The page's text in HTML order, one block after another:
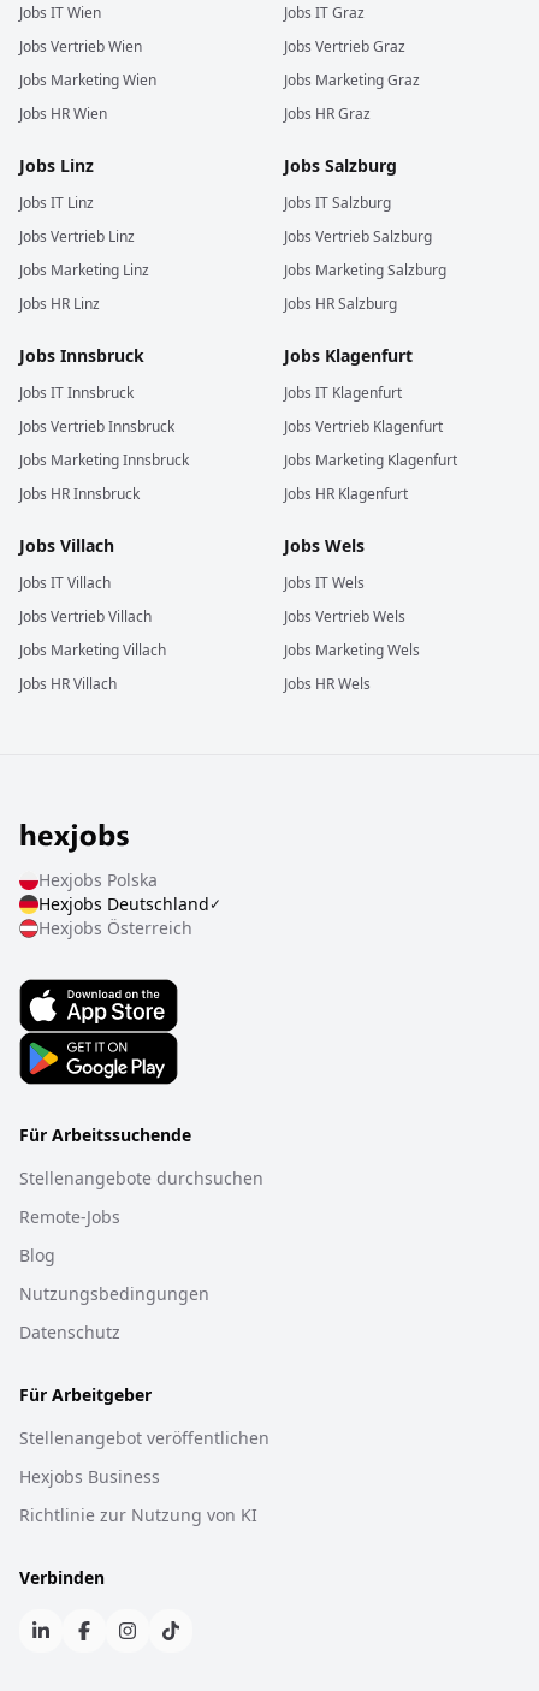
Jobs ITWien
Jobs VertriebWien
Jobs MarketingWien
Jobs HRWien
Jobs ITGraz
Jobs VertriebGraz
Jobs MarketingGraz
Jobs HRGraz
Jobs Linz
Jobs IT Linz
Jobs Vertrieb Linz
Jobs Marketing Linz
Jobs HR Linz
Jobs Salzburg
Jobs ITSalzburg
Jobs VertriebSalzburg
Jobs MarketingSalzburg
Jobs HRSalzburg
Jobs Innsbruck
Jobs ITInnsbruck
Jobs VertriebInnsbruck
Jobs MarketingInnsbruck
Jobs HRInnsbruck
Jobs Klagenfurt
Jobs IT Klagenfurt
Jobs Vertrieb Klagenfurt
Jobs Marketing Klagenfurt
Jobs HR Klagenfurt
Jobs Villach
Jobs ITVillach
Jobs VertriebVillach
Jobs MarketingVillach
Jobs HRVillach
Jobs Wels
Jobs ITWels
Jobs VertriebWels
Jobs MarketingWels
Jobs HRWels
Hexjobs Polska
Hexjobs Deutschland✓
Hexjobs Österreich
Für Arbeitssuchende
Stellenangebote durchsuchen
Remote-Jobs
Blog
Nutzungsbedingungen
Datenschutz
Für Arbeitgeber
Stellenangebot veröffentlichen
Hexjobs Business
Richtlinie zur Nutzung von KI
Verbinden